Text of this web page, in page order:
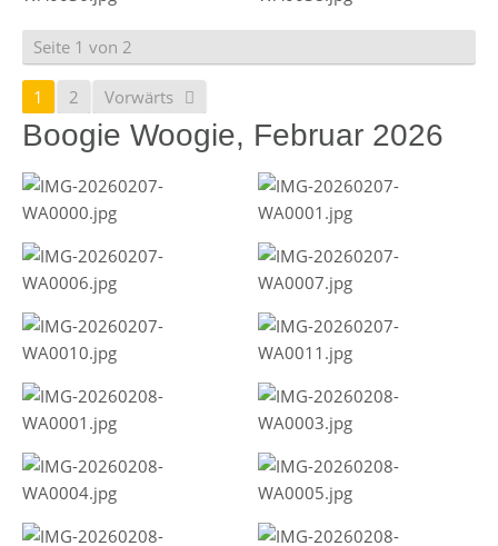
Seite 1 von 2
1 2 Vorwärts
Boogie Woogie, Februar 2026